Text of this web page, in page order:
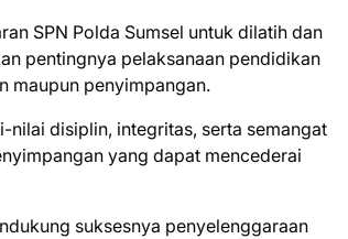
SPN Polda Sumsel untuk dilatih dan
pentingnya pelaksanaan pendidikan
maupun penyimpangan.
nilai disiplin, integritas, serta semangat
yang dapat mencederai
suksesnya penyelenggaraan